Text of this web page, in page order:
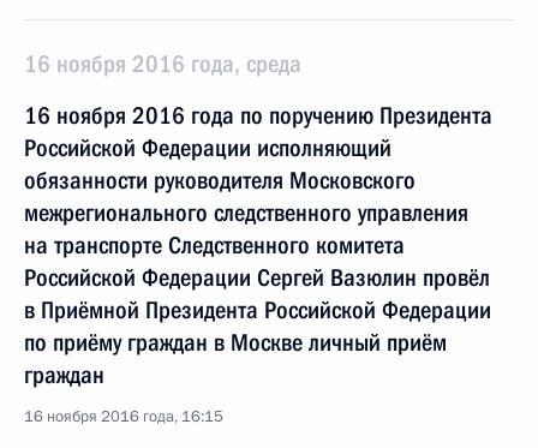
16 ноября 2016 года, среда
16 ноября 2016 года по поручению Президента
Российской Федерации исполняющий
обязанности руководителя Московского
межрегионального следственного управления
на транспорте Следственного комитета
Российской Федерации Сергей Вазюлин провёл
в Приёмной Президента Российской Федерации
по приёму граждан в Москве личный приём
граждан
16 ноября 2016 года, 16:15